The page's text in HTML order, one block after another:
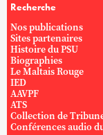
Recherche
Nos publications
Sites partenaires
Histoire du PSU
Biographies
Le Maltais Rouge
IED
AAVPF
ATS
Collection de
Conférences audio